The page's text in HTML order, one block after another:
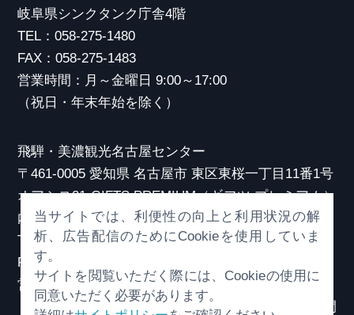
岐阜県シンクタンク庁舎4階
TEL：058-275-1480
FAX：058-275-1483
営業時間：月～金曜日 9:00～17:00
（祝日・年末年始を除く）
飛騨・美濃観光名古屋センター
〒461-0005 愛知県 名古屋市 東区東桜一丁目11番1号
オアシス21 GIFTS PREMIUM（ギフツ プレミアム）
内
TEL：052-253-6185
FAX：052-253-6186
営業時間：10:00～21:00
（原則、元日を除き年中無休）※観光相談対応時間
当サイトでは、利便性の向上と利用状況の解
析、広告配信のためにCookieを使用していま
す。
サイトを閲覧いただく際には、Cookieの使用に
同意いただく必要があります。